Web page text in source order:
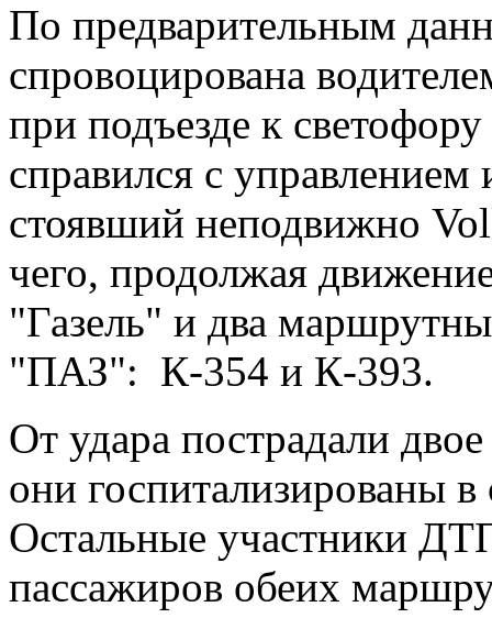
По предварительным
спровоцирована
при подъезде к
справился с
стоявший неподвижно
чего, продолжая
"Газель" и два
"ПАЗ": К-354 и К-393.
От удара пострадали
они госпитализированы
Остальные участники
пассажиров обеих